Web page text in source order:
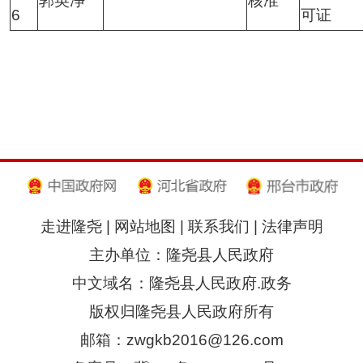
6
可证
走进隆尧| 网站地图 联系我们
法律声明
主办单位：隆尧县人民政府
中文域名：隆尧县人民政府.政务
版权归隆尧县人民政府所有
邮箱：zwgkb2016@126.com